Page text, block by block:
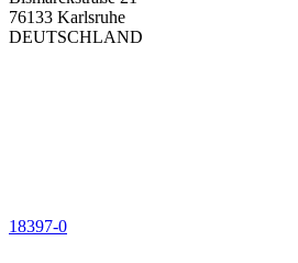
76133 Karlsruhe
DEUTSCHLAND
18397-0